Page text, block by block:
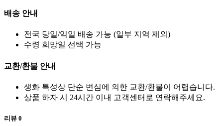
배송 안내
전국 당일/익일 배송 가능 (일부 지역 제외)
수령 희망일 선택 가능
교환/환불 안내
생화 특성상 단순 변심에 의한 교환/환불이 어렵습니다.
상품 하자 시 24시간 이내 고객센터로 연락해주세요.
리뷰 0